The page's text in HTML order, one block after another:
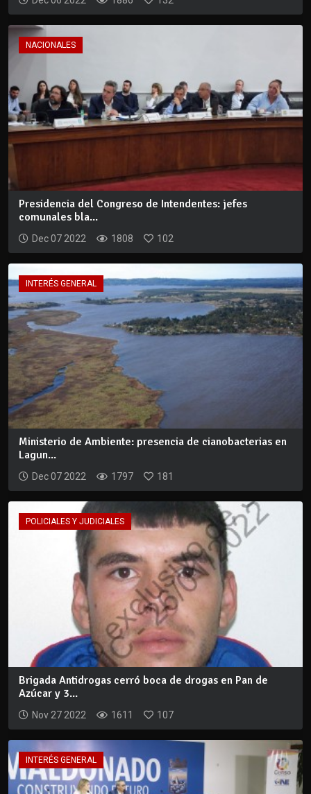
NACIONALES
Presidencia del Congreso de Intendentes: jefes
comunales bla...
Dec 07 2022 1808 102
INTERÉS GENERAL
Ministerio de Ambiente: presencia de cianobacterias en
Lagun...
Dec 07 2022 1797 181
POLICIALES Y JUDICIALES
Brigada Antidrogas cerró boca de drogas en Pan de
Azúcar y 3...
Nov 27 2022 1611 107
INTERÉS GENERAL